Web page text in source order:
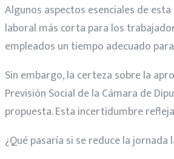
Algunos aspectos esenciales de
laboral más corta para los
empleados un tiempo adecuado
Sin embargo, la certeza sobre la
Previsión Social de la Cámara de
propuesta. Esta incertidumbre
¿Qué pasaría si se reduce la